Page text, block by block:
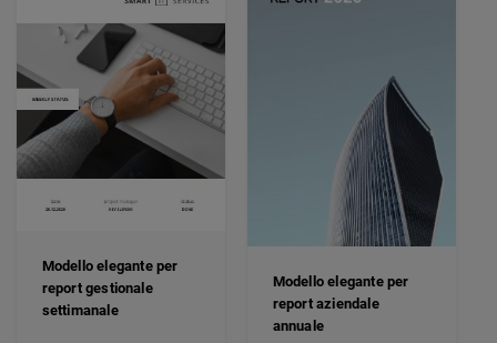
Modello elegante per
report aziendale
annuale
Modello elegante per
report gestionale
settimanale